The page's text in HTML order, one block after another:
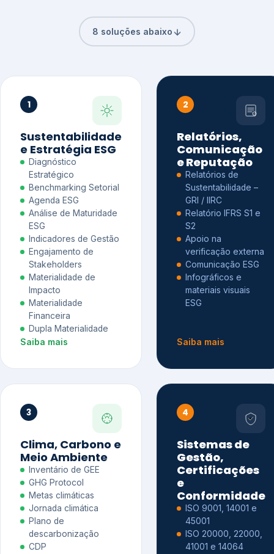
8 soluções abaixo
1
Sustentabilidade
e Estratégia ESG
Diagnóstico
Estratégico
Benchmarking Setorial
Agenda ESG
Análise de Maturidade
ESG
Indicadores de Gestão
Engajamento de
Stakeholders
Materialidade de
Impacto
Materialidade
Financeira
Dupla Materialidade
Saiba mais
2
Relatórios,
Comunicação
e Reputação
Relatórios de
Sustentabilidade –
GRI / IIRC
Relatório IFRS S1 e
S2
Apoio na
verificação externa
Comunicação ESG
Infográficos e
materiais visuais
ESG
Saiba mais
3
Clima, Carbono e
Meio Ambiente
Inventário de GEE
GHG Protocol
Metas climáticas
Jornada climática
Plano de
descarbonização
CDP
4
Sistemas de
Gestão,
Certificações
e
Conformidade
ISO 9001, 14001 e
45001
ISO 20000, 22000,
41001 e 14064